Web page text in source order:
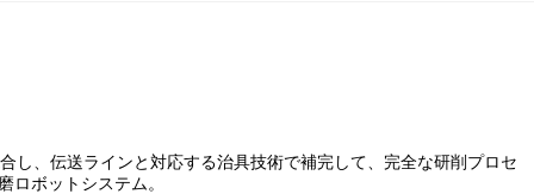
し、伝送ラインと対応する治具技術で補完して、完全な研削プロセ
ロボットシステム。